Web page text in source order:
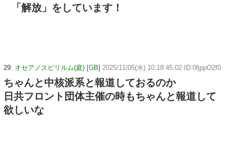
「解放」をしています！
29: オセアノスピリルム(庭) [GB] 2025/11/05(水) 10:18:45.02 ID:0fjppO2f0
ちゃんと中核派系と報道しておるのか
日共フロント団体主催の時もちゃんと報道して
欲しいな